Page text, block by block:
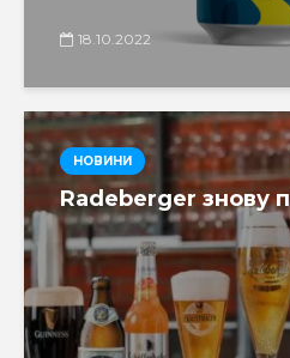
18.10.2022
НОВИНИ
Radeberger знову